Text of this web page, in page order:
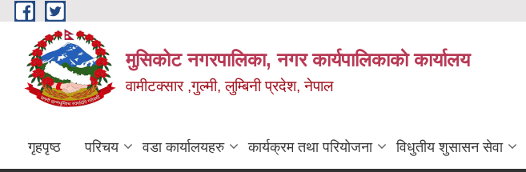
Skip to main content
मुसिकोट नगरपालिका, नगर कार्यपालिकाकाे कार्यालय
वामीटक्सार ,गुल्मी, लुम्बिनी प्रदेश, नेपाल
गृहपृष्ठ परिचय वडा कार्यालयहरु कार्यक्रम तथा परियोजना विधुतीय शुसासन सेवा